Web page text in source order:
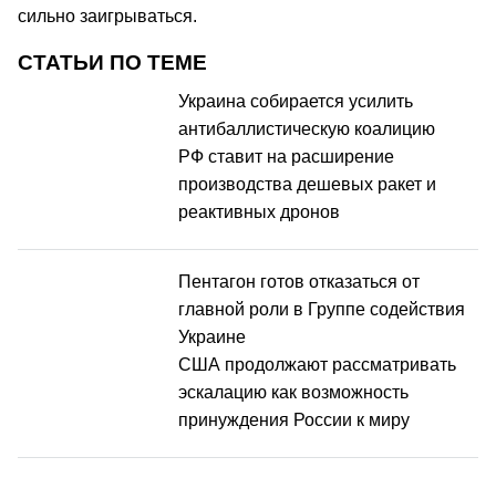
сильно заигрываться.
СТАТЬИ ПО ТЕМЕ
Украина собирается усилить
антибаллистическую коалицию
РФ ставит на расширение
производства дешевых ракет и
реактивных дронов
Пентагон готов отказаться от
главной роли в Группе содействия
Украине
США продолжают рассматривать
эскалацию как возможность
принуждения России к миру